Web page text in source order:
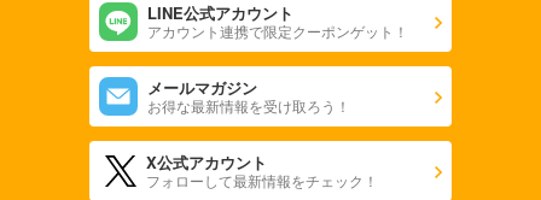
LINE公式アカウント
アカウント連携で限定クーポンゲット！
メールマガジン
お得な最新情報を受け取ろう！
X公式アカウント
フォローして最新情報をチェック！